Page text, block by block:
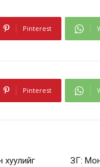
Pinterest
Pinterest
ЗГ: